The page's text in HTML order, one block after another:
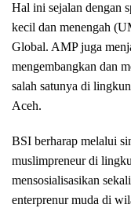
Hal ini sejalan dengan
kecil dan menengah
Global. AMP juga
mengembangkan dan
salah satunya di
Aceh.
BSI berharap melalui
muslimpreneur di
mensosialisasikan
enterprenur muda di